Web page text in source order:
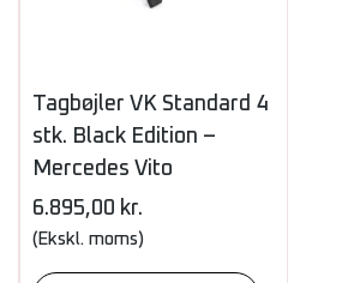
Tagbøjler VK Standard 4
stk. Black Edition –
Mercedes Vito
6.895,00 kr.
(Ekskl. moms)